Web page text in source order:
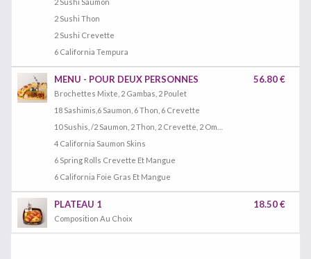
2 Sushi Thon
2 Sushi Crevette
6 California Tempura
MENU - POUR DEUX PERSONNES
Brochettes Mixte, 2 Gambas, 2 Poulet
18 Sashimis,6 Saumon, 6 Thon, 6 Crevette
10 Sushis, /2 Saumon, 2 Thon, 2 Crevette, 2 Omelette,2 Anguille
4 California Saumon Skins
6 Spring Rolls Crevette Et Mangue
6 California Foie Gras Et Mangue
56.80 €
PLATEAU 1
Composition Au Choix
18.50 €